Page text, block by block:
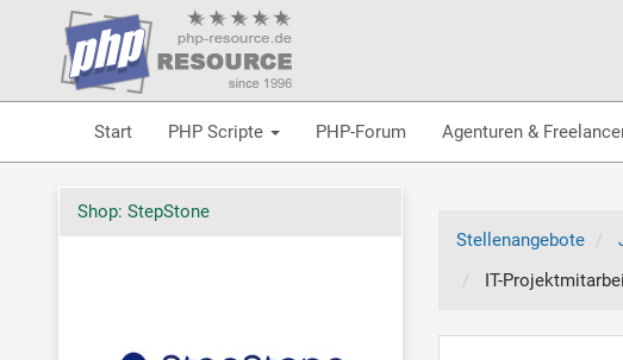
Start PHP Scripte PHP-Forum Agenturen &
Stellenangebote
IT-
Shop: StepStone